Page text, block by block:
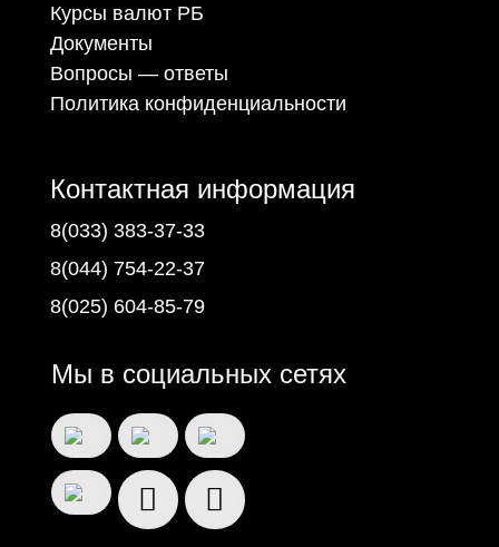
Курсы валют РБ
Документы
Вопросы — ответы
Политика конфиденциальности
Контактная информация
8(033) 383-37-33
8(044) 754-22-37
8(025) 604-85-79
Мы в социальных сетях